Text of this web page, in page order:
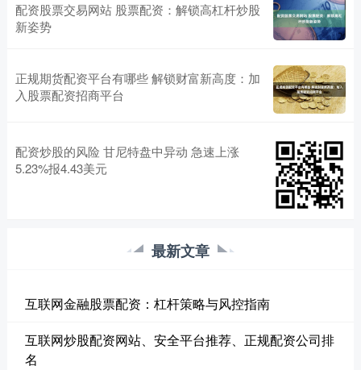
配资股票交易网站 股票配资：解锁高杠杆炒股
新姿势
正规期货配资平台有哪些 解锁财富新高度：加
入股票配资招商平台
配资炒股的风险 甘尼特盘中异动 急速上涨
5.23%报4.43美元
最新文章
互联网金融股票配资：杠杆策略与风控指南
互联网炒股配资网站、安全平台推荐、正规配资公司排
名